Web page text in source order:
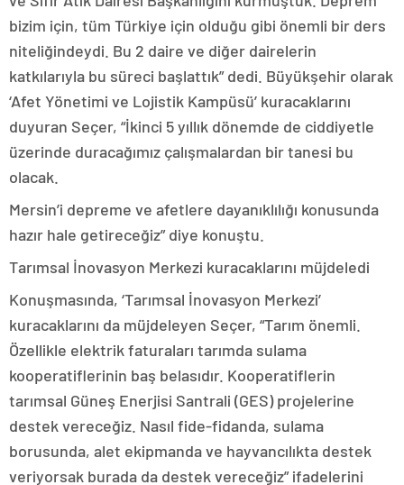
bizim için, tüm Türkiye için olduğu gibi önemli bir ders
niteliğindeydi. Bu 2 daire ve diğer dairelerin
katkılarıyla bu süreci başlattık” dedi. Büyükşehir olarak
‘Afet Yönetimi ve Lojistik Kampüsü’ kuracaklarını
duyuran Seçer, “İkinci 5 yıllık dönemde de ciddiyetle
üzerinde duracağımız çalışmalardan bir tanesi bu
olacak.
Mersin’i depreme ve afetlere dayanıklılığı konusunda
hazır hale getireceğiz” diye konuştu.
Tarımsal İnovasyon Merkezi kuracaklarını müjdeledi
Konuşmasında, ‘Tarımsal İnovasyon Merkezi’
kuracaklarını da müjdeleyen Seçer, “Tarım önemli.
Özellikle elektrik faturaları tarımda sulama
kooperatiflerinin baş belasıdır. Kooperatiflerin
tarımsal Güneş Enerjisi Santrali (GES) projelerine
destek vereceğiz. Nasıl fide-fidanda, sulama
borusunda, alet ekipmanda ve hayvancılıkta destek
veriyorsak burada da destek vereceğiz” ifadelerini